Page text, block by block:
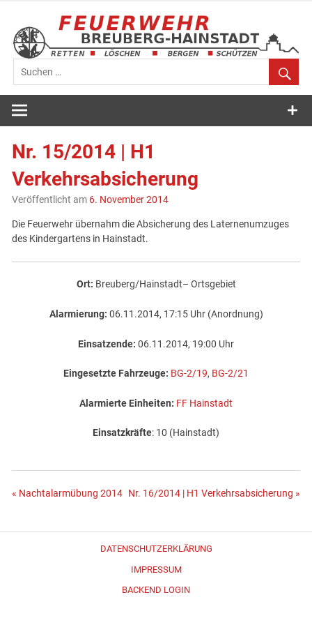
springen
Feuerwehr
Breuberg-
Nr. 15/2014 | H1
Verkehrsabsicherung
Veröffentlicht am 6. November 2014
Die Feuerwehr übernahm die Absicherung des Laternenumzuges
des Kindergartens in Hainstadt.
Ort: Breuberg/Hainstadt– Ortsgebiet
Alarmierung: 06.11.2014, 17:15 Uhr (Anordnung)
Einsatzende: 06.11.2014, 19:00 Uhr
Eingesetzte Fahrzeuge: BG-2/19, BG-2/21
Alarmierte Einheiten: FF Hainstadt
Einsatzkräfte: 10 (Hainstadt)
Beitragsnavigation
« Nachtalarmübung 2014 Nr. 16/2014 | H1 Verkehrsabsicherung »
DATENSCHUTZERKLÄRUNG
IMPRESSUM
BACKEND LOGIN